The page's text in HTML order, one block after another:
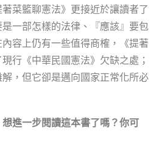
菜籃聊憲法》更接近於讓讀者了
一部怎樣的法律、『應該』要包
容上仍有一些值得商榷，《提著
行《中華民國憲法》欠缺之處；
，但它卻是邁向國家正常化所必
進一步閱讀這本書了嗎？你可